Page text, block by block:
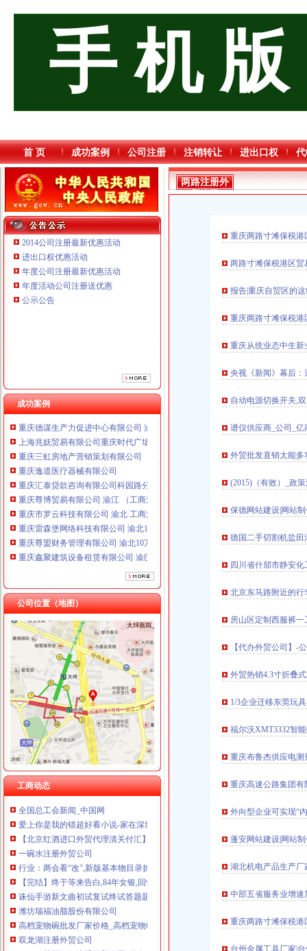
手 机 版
首 页 成功案例 公司注册 注销转让 进出口权
2014公司注册最新优惠活动
进出口权优惠活动
年度公司注册最新优惠活动
年度活动公司注册送优惠
公示公告
成功案例
重庆三虹房地产营销策划有限公司
重庆逸道医疗器械有限公司
重庆汇泰贷款咨询有限公司科园路分公司 渝高 （工商注册）
重庆尊盟财务管理有限公司 渝北10万 （工商注册）
重庆鑫聚建筑设备租赁有限公司 渝巴3万 （工商注册）
重庆科发表面处理有限责任公司 渝北800万 （进出口权）
重庆德谋生产力促进中心有限公司 渝大10万 （工商注册）
上海兆妩贸易有限公司重庆时代广场分公司 渝中 （工商注册）
重庆三虹房地产营销策划有限公司
重庆逸道医疗器械有限公司
重庆汇泰贷款咨询有限公司科园路分公司 渝高 （工商注册）
重庆尊博贸易有限公司 渝江 （工商注册）
重庆市罗云科技有限公司 渝北 工商注册
重庆雷森堡网络科技有限公司 渝北10万 （工商注册）
重庆尊盟财务管理有限公司 渝北10万 （工商注册）
重庆鑫聚建筑设备租赁有限公司 渝巴3万 （工商注册）
重庆科发表面处理有限责任公司 渝北800万 （进出口权）
重庆德谋生产力促进中心有限公司 渝大10万 （工商注册）
上海兆妩贸易有限公司重庆时代广场分公司 渝中 （工商注册）
公司位置（地图）
工商动态
渝北周边
听下2016重庆渝北附近楼盘价格如何？_商品房_土巴兔问吧
【重庆市渝北区两路商铺出租渝北渝北周边商铺出租】-个人房源网重庆
重庆渝北附近有哪些会计培训班?-知乎
想解决娃儿读书问题,求良心推荐渝北附近的教育盘！-重庆搜狐焦点
重庆渝北区附近有哪些好玩的地方。-家居装修互动问答
松树桥注册外贸公司
硚口网站建设\网站推广选富喜网络公司-专注于硚口网站建设,网
恩施建
全国总工会新闻_中国网
爱上你是我的错超好看小说-家在深圳
【北京红酒进口外贸代理清关付汇】厂家,价格,图片_天津虎桥报关
一碗水注册外贸公司
行业：两会看“改”,新版基本物目录扩容近一倍,2012年
【完结】终于等来告白,84年女银,回忆十年暗恋时光
诛仙手游新文曲初试复试终试答题题库新版文曲答题器分享_搞趣网
潍坊瑞福油脂股份有限公司
高档宠物碗批发厂家价格_高档宠物碗生产厂家-007商务站
双龙湖注册外贸公司
[05-09]关于如何注册外贸公司_鹭岛生活_厦门小鱼社区_厦门小鱼网
两路注册外
贸公司
重庆两路寸滩保税
两路寸滩保税港区
报告|重庆自贸区的
重庆两路寸滩保税
重庆从统业态中生
央视《新闻》幕后
自动电源切换开关,
谱仪供应商_公司_亿
外贸批发直销太能多
(2015)（有效）_政
保德网站建设|网站
德国二手切割机盐
四川省什邡市静安
北京东马路附近的
房山区定制西服裤
【代办外贸公司】-
外贸热销4.3寸折叠
1/3企业迁移东莞玩
福尔沃XMT3332智
重庆布鲁杰供应电
重庆高速公路集团
外向型企业可实现“
蓬安网站建设|网站
湖北机电产品生产
中部五省服务业增
重庆两路寸滩保税港
台州金属工具厂家|